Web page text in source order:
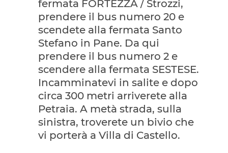
fermata FORTEZZA / Strozzi,
prendere il bus numero 20 e
scendete alla fermata Santo
Stefano in Pane. Da qui
prendere il bus numero 2 e
scendere alla fermata SESTESE.
Incamminatevi in salite e dopo
circa 300 metri arriverete alla
Petraia. A metà strada, sulla
sinistra, troverete un bivio che
vi porterà a Villa di Castello.